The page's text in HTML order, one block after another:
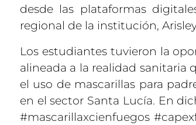
desde las plataformas
regional de la institución,
Los estudiantes tuvieron la
alineada a la realidad sanitaria
el uso de mascarillas para
en el sector Santa Lucía. En
#mascarillaxcienfuegos